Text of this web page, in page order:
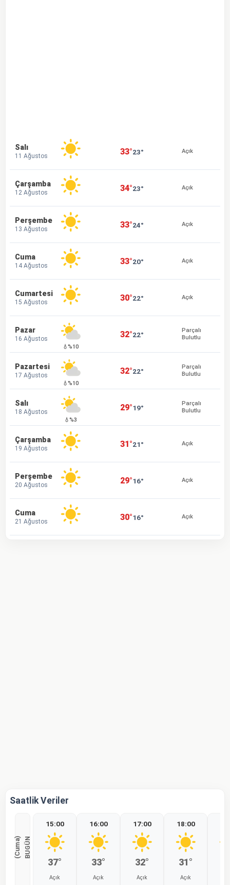
Salı
11 Ağustos 33°23° Açık
Çarşamba
12 Ağustos 34°23° Açık
Perşembe
13 Ağustos 33°24° Açık
Cuma
14 Ağustos 33°20° Açık
Cumartesi
15 Ağustos 30°22° Açık
Pazar
16 Ağustos
💧%10
32°22°
Parçalı
Bulutlu
Pazartesi
17 Ağustos
💧%10
32°22°
Parçalı
Bulutlu
Salı
18 Ağustos
💧%3
29°19°
Parçalı
Bulutlu
Çarşamba
19 Ağustos 31°21° Açık
Perşembe
20 Ağustos 29°16° Açık
Cuma
21 Ağustos 30°16° Açık
Saatlik Veriler
B
U
G
Ü
N
(
C
u
m
a
)
15:00
37°
Açık
16:00
33°
Açık
17:00
32°
Açık
18:00
31°
Açık